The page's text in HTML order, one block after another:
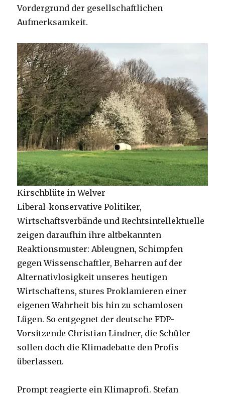
Vordergrund der gesellschaftlichen
Aufmerksamkeit.
Kirschblüte in Welver
Liberal-konservative Politiker,
Wirtschaftsverbände und Rechtsintellektuelle
zeigen daraufhin ihre altbekannten
Reaktionsmuster: Ableugnen, Schimpfen
gegen Wissenschaftler, Beharren auf der
Alternativlosigkeit unseres heutigen
Wirtschaftens, stures Proklamieren einer
eigenen Wahrheit bis hin zu schamlosen
Lügen. So entgegnet der deutsche FDP-
Vorsitzende Christian Lindner, die Schüler
sollen doch die Klimadebatte den Profis
überlassen.
Prompt reagierte ein Klimaprofi. Stefan